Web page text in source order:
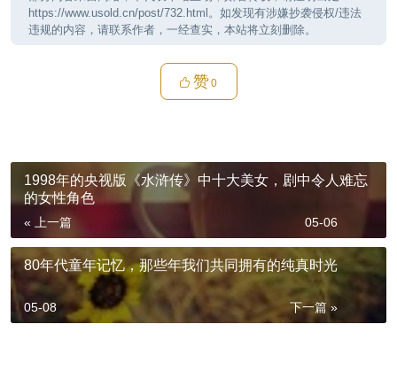
https://www.usold.cn/post/732.html。如发现有涉嫌抄袭侵权/违法
违规的内容，请联系作者，一经查实，本站将立刻删除。
赞0
1998年的央视版《水浒传》中十大美女，剧中令人难忘
的女性角色
« 上一篇 05-06
80年代童年记忆，那些年我们共同拥有的纯真时光
下一篇 »
05-08